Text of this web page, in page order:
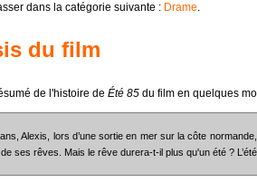
dans la catégorie suivante : Drame.
du film
de l'histoire de Été 85 du film en quelques
ans, Alexis, lors d’une sortie en mer sur la côte
ses rêves. Mais le rêve durera-t-il plus qu'un été ? L’été